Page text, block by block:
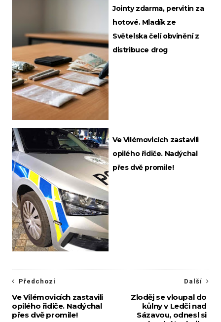
Jointy zdarma, pervitin za
hotové. Mladík ze
Světelska čelí obvinění z
distribuce drog
Ve Vilémovicích zastavili
opilého řidiče. Nadýchal
přes dvě promile!
Další
Zloděj se vloupal do
kůlny v Ledči nad
Sázavou, odnesl si
Předchozí
Ve Vilémovicích zastavili
opilého řidiče. Nadýchal
přes dvě promile!